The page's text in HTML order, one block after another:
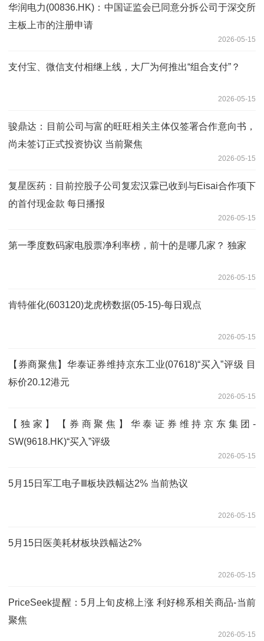
华润电力(00836.HK)：中国证监会已同意分拆公司于深交所
主板上市的注册申请
2026-05-15
支付宝、微信支付相继上线，大厂为何推出“组合支付”？
2026-05-15
骏鼎达：目前公司与富的旺旺相关主体仅签署合作意向书，
尚未签订正式投资协议 当前聚焦
2026-05-15
复星医药：目前控股子公司复宏汉霖已收到与Eisai合作项下
的首付现金款 每日播报
2026-05-15
第一季度数码家电股票净利率榜，前十的是哪几家？ 独家
2026-05-15
肯特催化(603120)龙虎榜数据(05-15)-每日观点
2026-05-15
【券商聚焦】华泰证券维持京东工业(07618)“买入”评级 目
标价20.12港元
2026-05-15
【独家】【券商聚焦】华泰证券维持京东集团-
SW(9618.HK)“买入”评级
2026-05-15
5月15日军工电子Ⅲ板块跌幅达2% 当前热议
2026-05-15
5月15日医美耗材板块跌幅达2%
2026-05-15
PriceSeek提醒：5月上旬皮棉上涨 利好棉系相关商品-当前
聚焦
2026-05-15